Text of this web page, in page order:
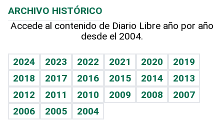
Hablando con el pediatra
Vida y familia
Eñe
Celebrando la vida
Sin complejos
Línea de hit
TBT Deportivo
Hecho en casa
Guía del dinero
Cumpleaños
Horóscopos
Crucigramas
ARCHIVO HISTÓRICO
Accede al contenido de Diario Libre año por año
desde el 2004.
2024 2023 2022 2021 2020
2019
2018
2017 2016 2015 2014
2013
2012
2011 2010 2009 2008
2007
2006
2005 2004